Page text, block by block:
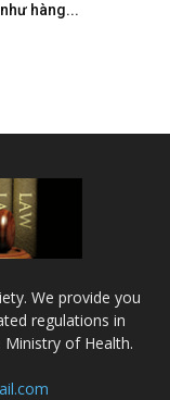
hàng...
We provide you
regulations in
of Health.